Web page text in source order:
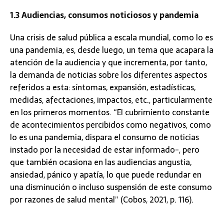
1.3 Audiencias, consumos noticiosos y pandemia
Una crisis de salud pública a escala mundial, como lo es
una pandemia, es, desde luego, un tema que acapara la
atención de la audiencia y que incrementa, por tanto,
la demanda de noticias sobre los diferentes aspectos
referidos a esta: síntomas, expansión, estadísticas,
medidas, afectaciones, impactos, etc., particularmente
en los primeros momentos. “El cubrimiento constante
de acontecimientos percibidos como negativos, como
lo es una pandemia, dispara el consumo de noticias
instado por la necesidad de estar informado-, pero
que también ocasiona en las audiencias angustia,
ansiedad, pánico y apatía, lo que puede redundar en
una disminución o incluso suspensión de este consumo
por razones de salud mental” (Cobos, 2021, p. 116).